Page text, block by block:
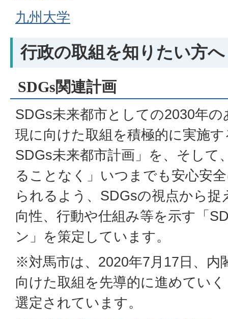
九州大学
行政の取組を知りたい方へ
SDGs関連計画
SDGs未来都市としての2030年
現に向けた取組を積極的に実施
SDGs未来都市計画」を、そして
ることなく」いつまでも安心安
られるよう、SDGsの視点から捉
向性、行動や仕組み等を示す「
ン」を策定しています。
※対馬市は、2020年7月17日、内
向けた取組を先導的に進めてい
選定されています。